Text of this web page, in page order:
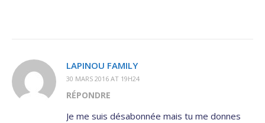
LAPINOU FAMILY
30 MARS 2016 AT 19H24
RÉPONDRE
Je me suis désabonnée mais tu me donnes